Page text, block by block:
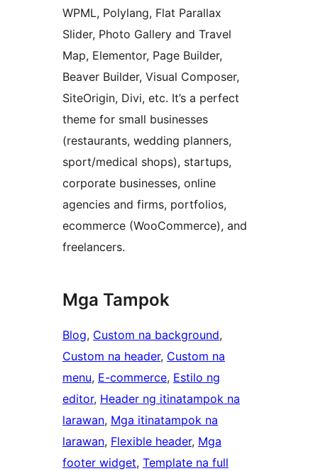
WPML, Polylang, Flat Parallax
Slider, Photo Gallery and Travel
Map, Elementor, Page Builder,
Beaver Builder, Visual Composer,
SiteOrigin, Divi, etc. It’s a perfect
theme for small businesses
(restaurants, wedding planners,
sport/medical shops), startups,
corporate businesses, online
agencies and firms, portfolios,
ecommerce (WooCommerce), and
freelancers.
Mga Tampok
Blog, Custom na background
Custom na header, Custom na
menu, E-commerce, Estilo ng
editor, Header ng itinatampok na
larawan, Mga itinatampok na
larawan, Flexible header, Mga
footer widget, Template na full